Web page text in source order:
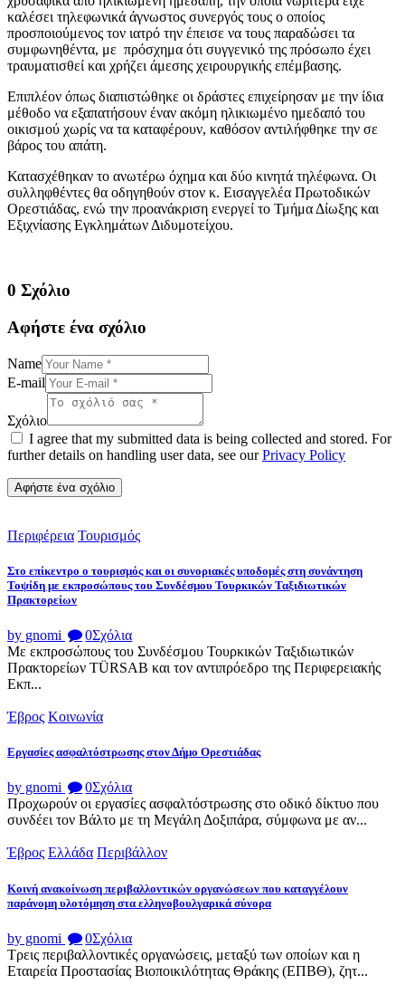
καλέσει τηλεφωνικά άγνωστος συνεργός τους ο οποίος
προσποιούμενος τον ιατρό την έπεισε να τους παραδώσει τα
συμφωνηθέντα, με πρόσχημα ότι συγγενικό της πρόσωπο έχει
τραυματισθεί και χρήζει άμεσης χειρουργικής επέμβασης.
Επιπλέον όπως διαπιστώθηκε οι δράστες επιχείρησαν με την ίδια
μέθοδο να εξαπατήσουν έναν ακόμη ηλικιωμένο ημεδαπό του
οικισμού χωρίς να τα καταφέρουν, καθόσον αντιλήφθηκε την σε
βάρος του απάτη.
Κατασχέθηκαν το ανωτέρω όχημα και δύο κινητά τηλέφωνα. Οι
συλληφθέντες θα οδηγηθούν στον κ. Εισαγγελέα Πρωτοδικών
Ορεστιάδας, ενώ την προανάκριση ενεργεί το Τμήμα Δίωξης και
Εξιχνίασης Εγκλημάτων Διδυμοτείχου.
0 Σχόλιο
Αφήστε ένα σχόλιο
Name
E-mail
Σχόλιο
I agree that my submitted data is being collected and stored. For
further details on handling user data, see ourPrivacy Policy
Περιφέρεια Τουρισμός
Στο επίκεντρο ο τουρισμός και οι συνοριακές υποδομές στη συνάντηση
Τοψίδη με εκπροσώπους του Συνδέσμου Τουρκικών Ταξιδιωτικών
Πρακτορείων
by gnomi 0Σχόλια
Με εκπροσώπους του Συνδέσμου Τουρκικών Ταξιδιωτικών
Πρακτορείων TÜRSAB και τον αντιπρόεδρο της Περιφερειακής
Εκπ...
Έβρος Κοινωνία
Εργασίες ασφαλτόστρωσης στον Δήμο Ορεστιάδας
by gnomi 0Σχόλια
Προχωρούν οι εργασίες ασφαλτόστρωσης στο οδικό δίκτυο που
συνδέει τον Βάλτο με τη Μεγάλη Δοξιπάρα, σύμφωνα με αν...
Έβρος Ελλάδα Περιβάλλον
Κοινή ανακοίνωση περιβαλλοντικών οργανώσεων που καταγγέλουν
παράνομη υλοτόμηση στα ελληνοβουλγαρικά σύνορα
by gnomi 0Σχόλια
Τρεις περιβαλλοντικές οργανώσεις, μεταξύ των οποίων και η
Εταιρεία Προστασίας Βιοποικιλότητας Θράκης (ΕΠΒΘ), ζητ...